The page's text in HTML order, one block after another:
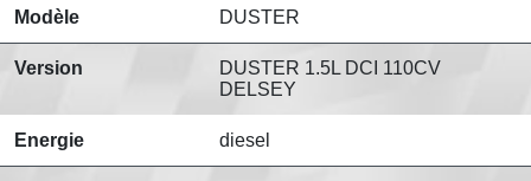
Modèle DUSTER
Version
DUSTER 1.5L DCI 110CV
DELSEY
Energie diesel